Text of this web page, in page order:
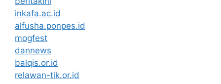
inkafa.ac.id
alfusha.ponpes.id
mogfest
dannews
balqis.or.id
relawan-tik.or.id